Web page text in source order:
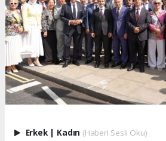
Erkek | Kadın (Haberi Sesli Oku)